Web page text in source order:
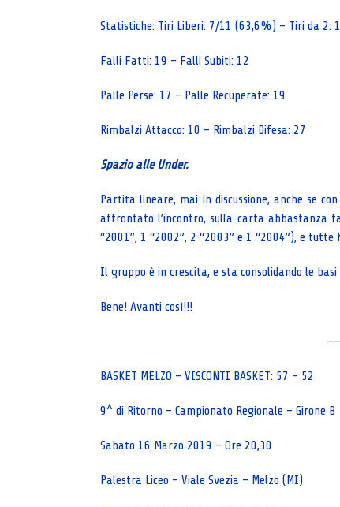
Statistiche: Tiri Liberi: 7/11 (63,6%) – Tiri da 2:
Falli Fatti: 19 – Falli Subiti: 12
Palle Perse: 17 – Palle Recuperate: 19
Rimbalzi Attacco: 10 – Rimbalzi Difesa: 27
Spazio alle Under.
Partita lineare, mai in discussione, anche se
affrontato l’incontro, sulla carta abbastanza
“2001”, 1 “2002”, 2 “2003” e 1 “2004”), e
Il gruppo è in crescita, e sta consolidando le
Bene! Avanti così!!!
BASKET MELZO – VISCONTI BASKET: 57 – 52
9^ di Ritorno – Campionato Regionale – Girone B
Sabato 16 Marzo 2019 – Ore 20,30
Palestra Liceo – Viale Svezia – Melzo (MI)